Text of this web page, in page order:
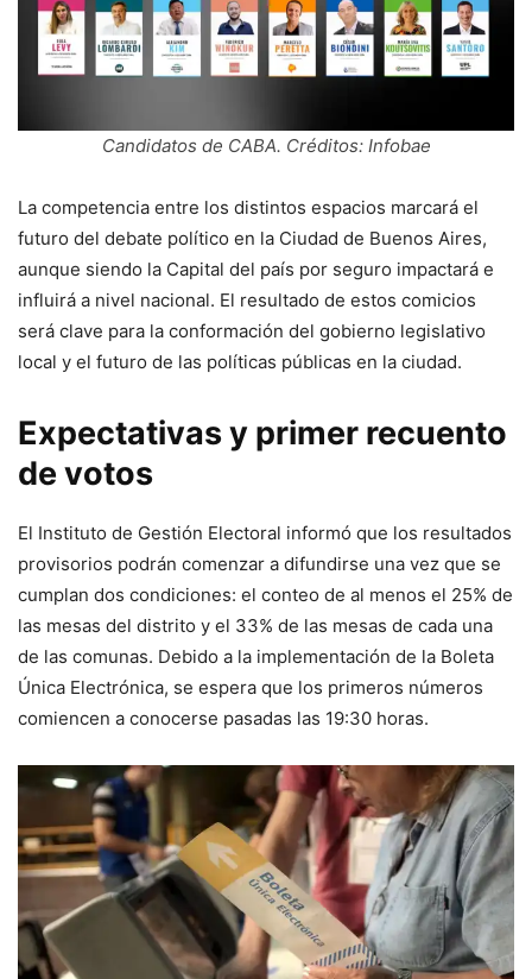
Candidatos de CABA. Créditos: Infobae
La competencia entre los distintos espacios marcará el
futuro del debate político en la Ciudad de Buenos Aires,
aunque siendo la Capital del país por seguro impactará e
influirá a nivel nacional. El resultado de estos comicios
será clave para la conformación del gobierno legislativo
local y el futuro de las políticas públicas en la ciudad.
Expectativas y primer recuento
de votos
El Instituto de Gestión Electoral informó que los resultados
provisorios podrán comenzar a difundirse una vez que se
cumplan dos condiciones: el conteo de al menos el 25% de
las mesas del distrito y el 33% de las mesas de cada una
de las comunas. Debido a la implementación de la Boleta
Única Electrónica, se espera que los primeros números
comiencen a conocerse pasadas las 19:30 horas.